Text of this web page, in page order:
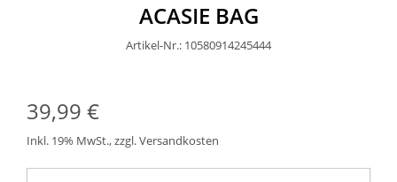
ACASIE BAG
Artikel-Nr.: 10580914245444
39,99 €
Inkl. 19% MwSt.,zzgl.Versandkosten